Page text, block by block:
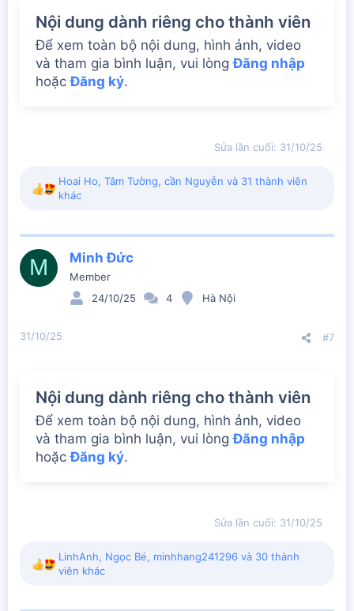
Nội dung dành riêng cho thành viên
Để xem toàn bộ nội dung, hình ảnh, video
và tham gia bình luận, vui lòngĐăng nhập
hoặcĐăng ký.
Sửa lần cuối: 31/10/25
R
c
t
i
o
Hoai Ho, Tâm Tường, cần Nguyễn và 31 thành viên
khác
M Minh Đức
Member
24/10/25
4 Hà Nội
31/10/25 #7
Nội dung dành riêng cho thành viên
Để xem toàn bộ nội dung, hình ảnh, video
và tham gia bình luận, vui lòngĐăng nhập
hoặcĐăng ký.
Sửa lần cuối: 31/10/25
R
LinhAnh, Ngọc Bé, minhhang241296 và 30 thành
viên khác